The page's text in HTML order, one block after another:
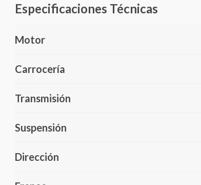
Especificaciones Técnicas
Motor
Carrocería
Transmisión
Suspensión
Dirección